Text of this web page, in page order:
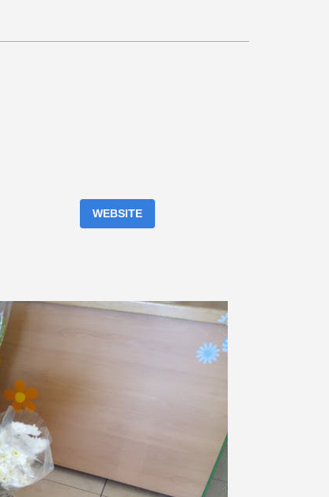
WEBSITE